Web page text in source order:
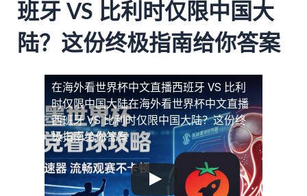
班牙 VS 比利时仅限中国大
陆？这份终极指南给你答案
在海外看世界杯中文直播西班牙 VS 比利
时仅限中国大陆在海外看世界杯中文直播
西班牙 VS 比利时仅限中国大陆？这份终
极指南给你答案